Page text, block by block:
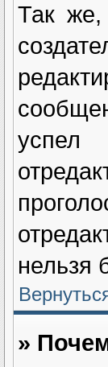
Так же,
успел
нельзя
»